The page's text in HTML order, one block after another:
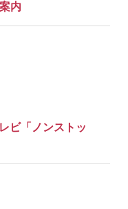
内
ビ「ノンストッ